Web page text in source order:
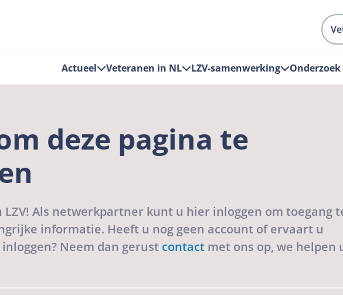
Actueel Veteranen in NL LZV-samenwerking
deze pagina te
LZV! Als netwerkpartner kunt u hier inloggen om toegang
informatie. Heeft u nog geen account of ervaart u
Neem dan gerust contactmet ons op, we helpen